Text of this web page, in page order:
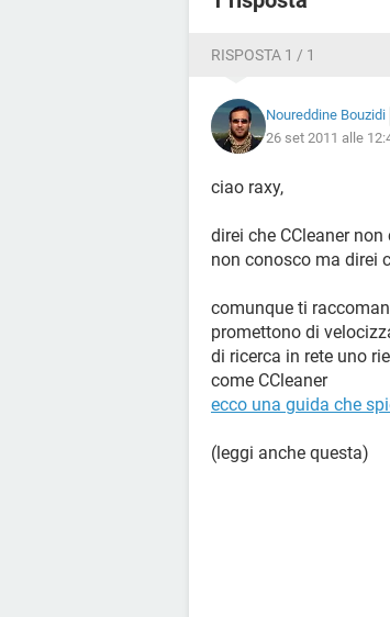
RISPOSTA 1 / 1
Noureddine Bouzidi
26 set 2011 alle
ciao raxy,
direi che CCleaner
non conosco ma direi
comunque ti
promettono di
di ricerca in rete uno
come CCleaner
ecco una guida che
(leggi anche questa)